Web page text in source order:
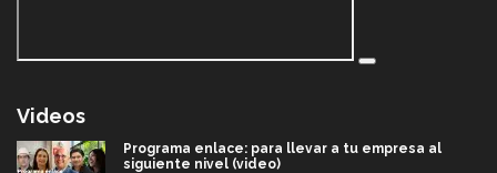
Videos
Programa enlace: para llevar a tu empresa al
siguiente nivel (video)